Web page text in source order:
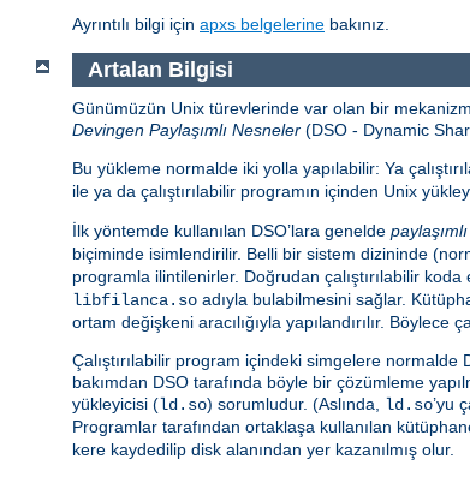
Ayrıntılı bilgi için apxs belgelerine bakınız.
Artalan Bilgisi
Günümüzün Unix türevlerinde var olan bir
Devingen Paylaşımlı Nesneler (DSO - Dynamic
Bu yükleme normalde iki yolla yapılabilir: Ya
ile ya da çalıştırılabilir programın içinden Unix
İlk yöntemde kullanılan DSO’lara genelde
biçiminde isimlendirilir. Belli bir sistem dizininde
programla ilintilenirler. Doğrudan çalıştırılabilir
libfilanca.so adıyla bulabilmesini sağlar.
ortam değişkeni aracılığıyla yapılandırılır.
Çalıştırılabilir program içindeki simgelere
bakımdan DSO tarafında böyle bir çözümleme
yükleyicisi (ld.so) sorumludur. (Aslında, ld.so’yu
Programlar tarafından ortaklaşa kullanılan
kere kaydedilip disk alanından yer kazanılmış olur.